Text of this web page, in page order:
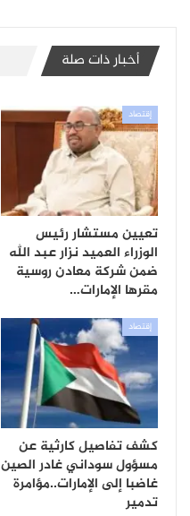
أخبار ذات صلة
إقتصاد
تعيين مستشار رئيس
الوزراء العميد نزار عبد الله
ضمن شركة معادن روسية
مقرها الإمارات…
إقتصاد
كشف تفاصيل كارثية عن
مسؤول سوداني غادر الصين
غاضبا إلى الإمارات..مؤامرة
تدمير